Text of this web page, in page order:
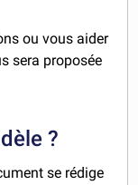
ou vous aider
sera proposée
?
se rédige